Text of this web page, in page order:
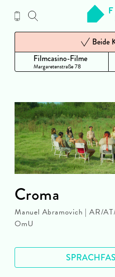
Inhalt
Filmcasino-Filme
Margaretenstraße 78
Beide
Croma
Manuel Abramovich | AR/
OmU